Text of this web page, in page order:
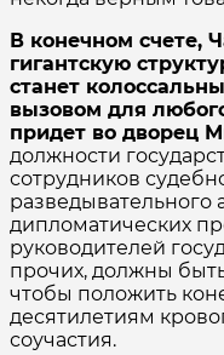
В конечном счете,
гигантскую
станет
вызовом для
придет во дворец
должности
сотрудников
разведывательного
дипломатических
руководителей
прочих, должны
чтобы положить
десятилетиям
соучастия.